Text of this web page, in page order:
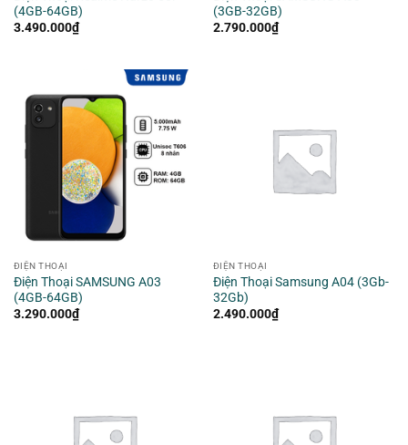
(4GB-64GB)
3.490.000₫
(3GB-32GB)
2.790.000₫
ĐIỆN THOẠI
Điện Thoại SAMSUNG A03
(4GB-64GB)
3.290.000₫
ĐIỆN THOẠI
Điện Thoại Samsung A04 (3Gb-
32Gb)
2.490.000₫